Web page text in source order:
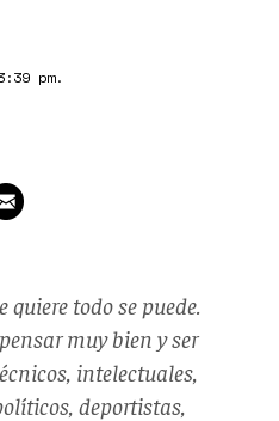
pm.
quiere todo se puede.
muy bien y ser
intelectuales,
deportistas,